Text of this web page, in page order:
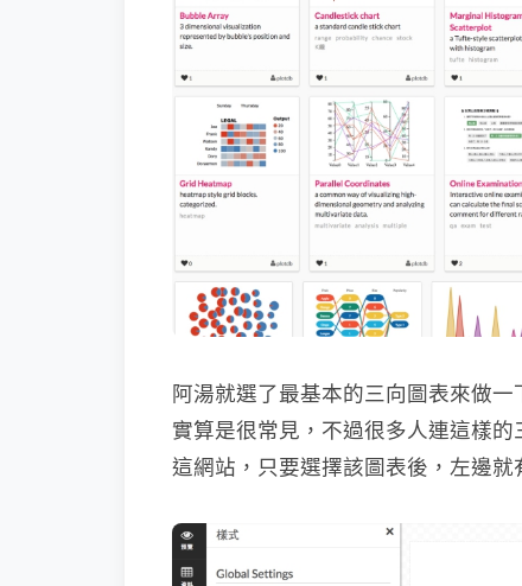
阿湯就選了最基本的三向圖表來做
實算是很常見，不過很多人連這樣
這網站，只要選擇該圖表後，左邊就